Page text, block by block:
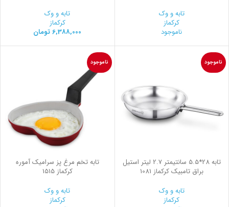
تابه و وک
کرکماز
ناموجود
تابه و وک
کرکماز
6,388,000 تومان
ناموجود
تابه 28*5.5 سانتیمتر 2.7 لیتر استیل
براق تامبیک کرکماز 1081
تابه و وک
کرکماز
ناموجود
تابه تخم مرغ پز سرامیک آموره
کرکماز 1515
تابه و وک
کرکماز